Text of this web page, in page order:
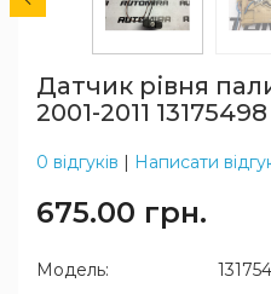
Датчик рівня
2001-2011 13175498
0 відгуків | Написати
675.00 грн.
Модель: